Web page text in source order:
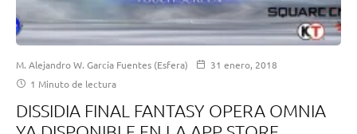
M. Alejandro W. García Fuentes (Esfera)
31 enero, 2018
1 Minuto de lectura
DISSIDIA FINAL FANTASY OPERA OMNIA